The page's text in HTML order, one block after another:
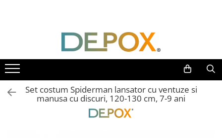
Toate Produsele
SPORT & TIMP LIBER
AUTOAPARARE
Pumnaluri si boxuri
Bastoane telescopice si nunceaguri
Set costum Spiderman lansator cu ventuze si
manusa cu discuri, 120-130 cm, 7-9 ani